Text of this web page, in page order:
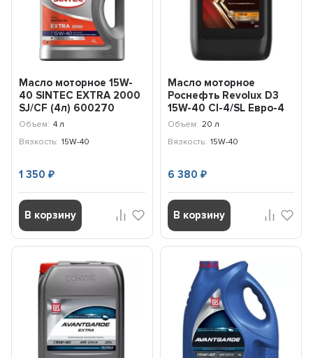
Масло моторное 15W-
40 SINTEC EXTRA 2000
SJ/CF (4л) 600270
Объем: 4 л
Вязкость: 15W-40
1 350₽
В корзину
Масло моторное
Pоснефть Revоluх D3
15W-40 CI-4/SL Евро-4
(20л) 40620869
Объем: 20 л
Вязкость: 15W-40
6 380 ₽
В корзину